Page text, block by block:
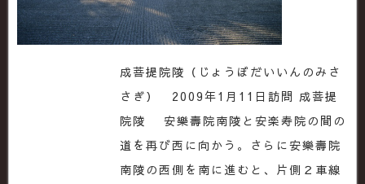
成菩提院陵（じょうぼだいいんのみさ
さぎ） 2009年1月11日訪問 成菩提
院陵 安樂壽院南陵と安楽寿院の間の
道を再び西に向かう。さらに安樂壽院
南陵の西側を南に進むと、片側２車線